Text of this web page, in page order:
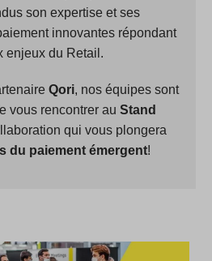
son expertise et ses
innovantes répondant
enjeux du Retail.
Qori, nos équipes sont
vous rencontrer au Stand
qui vous plongera
du paiement émergent!